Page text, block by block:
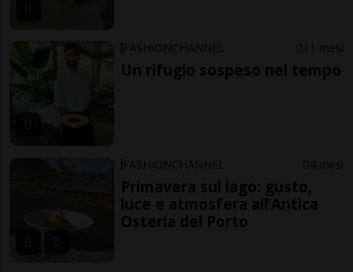
FASHIONCHANNEL 11 mesi
Un rifugio sospeso nel tempo
FASHIONCHANNEL 4 mesi
Primavera sul lago: gusto,
luce e atmosfera all’Antica
Osteria del Porto